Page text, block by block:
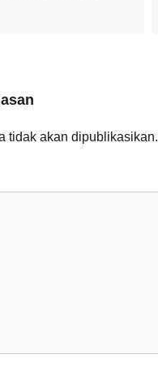
tidak akan dipublikasikan.